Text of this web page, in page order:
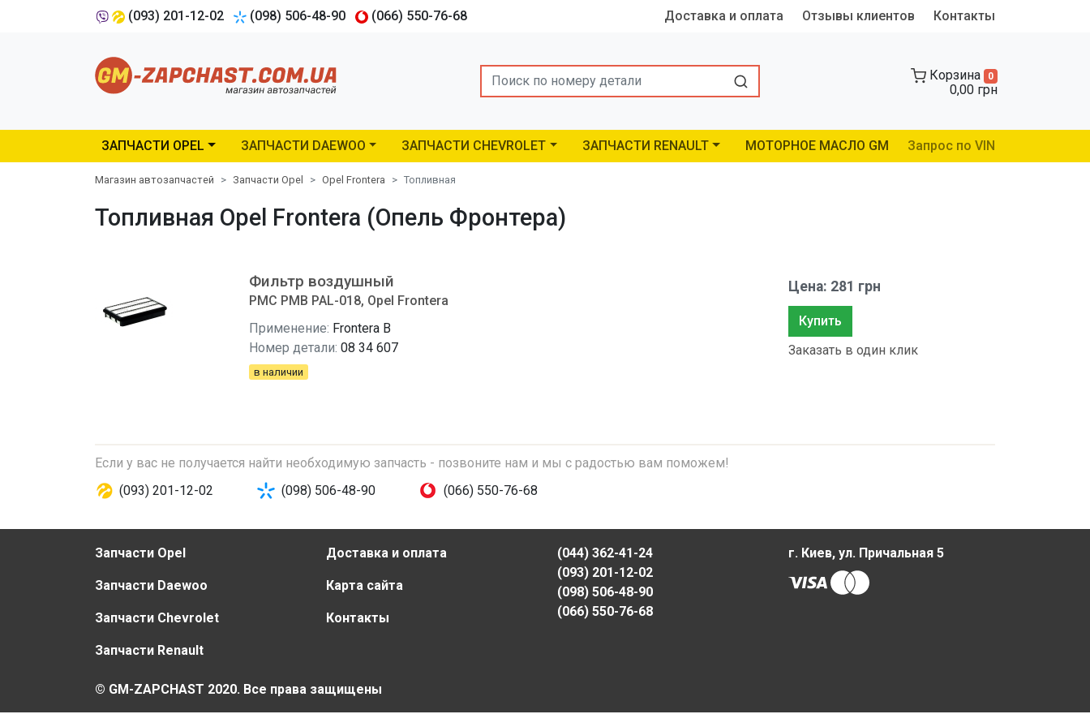
(093) 201-12-02 (098) 506-48-90 (066) 550-76-68 Доставка и оплата Отзывы клиентов Контакты
Search Корзина 0
0,00 грн
ЗАПЧАСТИ OPEL ЗАПЧАСТИ DAEWOO ЗАПЧАСТИ CHEVROLET ЗАПЧАСТИ RENAULT МОТОРНОЕ МАСЛО GM Запрос по VIN
Магазин автозапчастей Запчасти Opel Opel Frontera Топливная
Топливная Opel Frontera (Опель Фронтера)
Фильтр воздушный
PMC PMB PAL-018, Opel Frontera
Применение: Frontera B
Номер детали: 08 34 607
в наличии
Цена: 281 грн
Купить
Заказать в один клик
Если у вас не получается найти необходимую запчасть - позвоните нам и мы с радостью вам поможем!
(093) 201-12-02
(098) 506-48-90 (066) 550-76-68
Запчасти Opel
Запчасти Daewoo
Запчасти Chevrolet
Запчасти Renault
Доставка и оплата
Карта сайта
Контакты
(044) 362-41-24
(093) 201-12-02
(098) 506-48-90
(066) 550-76-68
г. Киев, ул. Причальная 5
© GM-ZAPCHAST 2020. Все права защищены